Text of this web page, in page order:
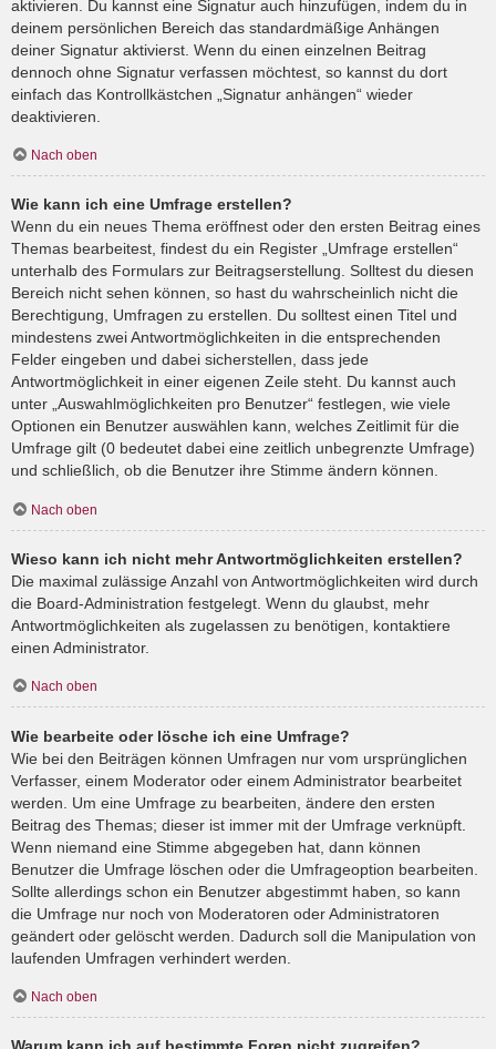
aktivieren. Du kannst eine Signatur auch hinzufügen, indem du in
deinem persönlichen Bereich das standardmäßige Anhängen
deiner Signatur aktivierst. Wenn du einen einzelnen Beitrag
dennoch ohne Signatur verfassen möchtest, so kannst du dort
einfach das Kontrollkästchen „Signatur anhängen“ wieder
deaktivieren.
Nach oben
Wie kann ich eine Umfrage erstellen?
Wenn du ein neues Thema eröffnest oder den ersten Beitrag eines
Themas bearbeitest, findest du ein Register „Umfrage erstellen“
unterhalb des Formulars zur Beitragserstellung. Solltest du diesen
Bereich nicht sehen können, so hast du wahrscheinlich nicht die
Berechtigung, Umfragen zu erstellen. Du solltest einen Titel und
mindestens zwei Antwortmöglichkeiten in die entsprechenden
Felder eingeben und dabei sicherstellen, dass jede
Antwortmöglichkeit in einer eigenen Zeile steht. Du kannst auch
unter „Auswahlmöglichkeiten pro Benutzer“ festlegen, wie viele
Optionen ein Benutzer auswählen kann, welches Zeitlimit für die
Umfrage gilt (0 bedeutet dabei eine zeitlich unbegrenzte Umfrage)
und schließlich, ob die Benutzer ihre Stimme ändern können.
Nach oben
Wieso kann ich nicht mehr Antwortmöglichkeiten erstellen?
Die maximal zulässige Anzahl von Antwortmöglichkeiten wird durch
die Board-Administration festgelegt. Wenn du glaubst, mehr
Antwortmöglichkeiten als zugelassen zu benötigen, kontaktiere
einen Administrator.
Nach oben
Wie bearbeite oder lösche ich eine Umfrage?
Wie bei den Beiträgen können Umfragen nur vom ursprünglichen
Verfasser, einem Moderator oder einem Administrator bearbeitet
werden. Um eine Umfrage zu bearbeiten, ändere den ersten
Beitrag des Themas; dieser ist immer mit der Umfrage verknüpft.
Wenn niemand eine Stimme abgegeben hat, dann können
Benutzer die Umfrage löschen oder die Umfrageoption bearbeiten.
Sollte allerdings schon ein Benutzer abgestimmt haben, so kann
die Umfrage nur noch von Moderatoren oder Administratoren
geändert oder gelöscht werden. Dadurch soll die Manipulation von
laufenden Umfragen verhindert werden.
Nach oben